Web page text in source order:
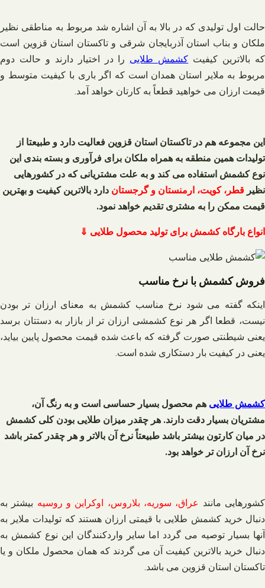
حالت اول تولیدی که در بالا به آن اشاره شد مربوط به مناطقی نظیر
ملکان و بناب استان آذربایجان شرقی و تاکستان استان قزوین است
که بالاترین کیفیت کشمش طلایی را در اختیار دارند و حالت دوم
مربوط به ملایر استان همدان است که اگر باری با کیفیت متوسط و
قیمت ارزان می خواهید قطعاً به کارتان خواهد آمد.
این مجموعه هم در تاکستان استان قزوین فعالیت دارد و طبیعتا از
تولیدات همین منطقه به همراه ملکان برای فرآوری و بسته‌ بندی این
نوع کشمش استفاده می کند و به علت مشتریانی که در کشورهایی
نظیر قطر، کویت، ارمنستان و گرجستان دارد بالاترین کیفیت و بهترین
قیمت ممکن را به مشتری تقدیم خواهد نمود.
انواع بارگاه کشمش برای تولید محصول طلایی ⇓
فروش کشمش با نرخ مناسب
اینکه گفته می شود نرخ مناسب کشمش به معنای ارزان تر بودن
نیست، قطعا اگر هر نوع کشمشی ارزان‌ تر از بازار به دستتان برسد
یعنی شیطنتی صورت گرفته که باعث شده قیمت محصول پایین بیاید،
یعنی در کیفیت بار دستکاری شده است.
کشمش طلایی هم محصول بسیار حساسی است و به رنگ آن،
مشتریان بسیار دقت دارند. هر چقدر میزان طلایی بودن کلی کشمش
در میان کارتون بیشتر باشد طبیعتاً نرخ آن بالاتر و هر چقدر کمتر باشد
نرخ آن ارزان تر خواهد بود.
کشورهایی مانند عراق، سوریه، بلاروس، اوکراین و روسیه بیشتر به
دنبال خرید کشمش طلایی با قیمتی ارزان هستند که تولیدات ملایر به
آنها بسیار توصیه می گردد اما سایر واردکنندگان این نوع کشمش به
دنبال خرید بالاترین کیفیت آن می گردند که همان محصول ملکان و یا
تاکستان استان قزوین می باشد.